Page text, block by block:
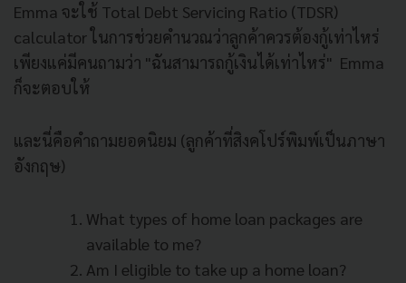
Emma จะใช้ Total Debt Servicing Ratio (TDSR)
calculator ในการช่วยคำนวณว่าลูกค้าควรต้องกู้เท่าไหร่
เพียงแค่มีคนถามว่า "ฉันสามารถกู้เงินได้เท่าไหร่" Emma
ก็จะตอบให้
และนี่คือคำถามยอดนิยม (ลูกค้าที่สิงคโปร์พิมพ์เป็นภาษา
อังกฤษ)
What types of home loan packages are
available to me?
Am I eligible to take up a home loan?